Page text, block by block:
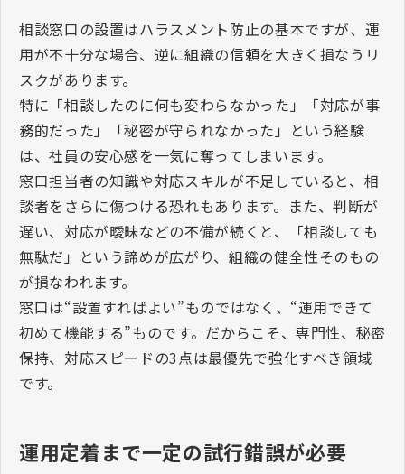
相談窓口の設置はハラスメント防止の基本ですが、運
用が不十分な場合、逆に組織の信頼を大きく損なうリ
スクがあります。
特に「相談したのに何も変わらなかった」「対応が事
務的だった」「秘密が守られなかった」という経験
は、社員の安心感を一気に奪ってしまいます。
窓口担当者の知識や対応スキルが不足していると、相
談者をさらに傷つける恐れもあります。また、判断が
遅い、対応が曖昧などの不備が続くと、「相談しても
無駄だ」という諦めが広がり、組織の健全性そのもの
が損なわれます。
窓口は“設置すればよい”ものではなく、“運用できて
初めて機能する”ものです。だからこそ、専門性、秘密
保持、対応スピードの3点は最優先で強化すべき領域
です。
運用定着まで一定の試行錯誤が必要